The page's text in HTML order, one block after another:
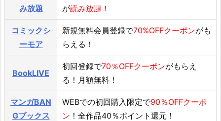
み放題
が読み放題！
コミックシ
ーモア
新規無料会員登録で70%OFFクーポンがも
らえる！
BookLIVE
初回登録で70％OFFクーポンがもらえ
る！月額無料！
マンガBAN
Gブックス
WEBでの初回購入限定で90％OFFクーポ
ン ！全作品40％ポイント還元！